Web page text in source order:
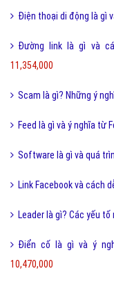
Điện thoại di động là gì
Đường link là gì và
11,354,000
Scam là gì? Những ý
Feed là gì và ý nghĩa từ
Software là gì và quá
Link Facebook và cách
Leader là gì? Các yếu
Điển cố là gì và ý
10,470,000